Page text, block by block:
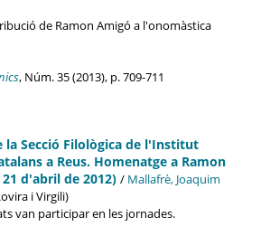
de Ramon Amigó a l'onomàstica
, Núm. 35 (2013), p. 709-711
la Secció Filològica de l'Institut
a Reus. Homenatge a Ramon
d'abril de 2012) / Mallafrè, Joaquim
i Virgili)
van participar en les jornades.